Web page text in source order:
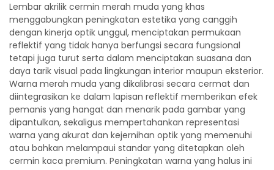
Lembar akrilik cermin merah muda yang khas
menggabungkan peningkatan estetika yang canggih
dengan kinerja optik unggul, menciptakan permukaan
reflektif yang tidak hanya berfungsi secara fungsional
tetapi juga turut serta dalam menciptakan suasana dan
daya tarik visual pada lingkungan interior maupun eksterior.
Warna merah muda yang dikalibrasi secara cermat dan
diintegrasikan ke dalam lapisan reflektif memberikan efek
pemanis yang hangat dan menarik pada gambar yang
dipantulkan, sekaligus mempertahankan representasi
warna yang akurat dan kejernihan optik yang memenuhi
atau bahkan melampaui standar yang ditetapkan oleh
cermin kaca premium. Peningkatan warna yang halus ini